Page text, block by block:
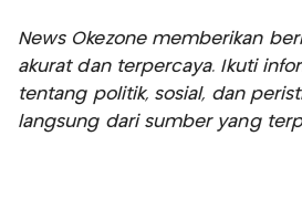
News Okezone memberikan
akurat dan terpercaya. Ikuti
tentang politik, sosial, dan
langsung dari sumber yang